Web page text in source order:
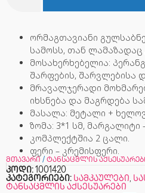
ორმაგთავიანი
სამოსს, თან
მოსახერხებელია:
შარფების, შარვლებისა
მრავალჯერადი
იხსნება და მაგრდება
მასალა: მეტალი +
ზომა: 3*1 სმ, მარგალიტი
კომპლექტშია 2 ცალი.
ფერი – კრემისფერი.
მთავარი / ტანსაცმლის
კოდი: 1001420
კატეგორიები: სამკაულები,
ტანსაცმლის აქსესუარები